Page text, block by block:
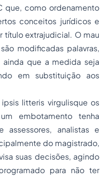
que, como ordenamento
conceitos jurídicos e
título extrajudicial. O mau
modificadas palavras,
ainda que a medida seja
em substituição aos
ipsis litteris virgulisque os
embotamento tenha
analistas e
do magistrado,
suas decisões, agindo
para não ter